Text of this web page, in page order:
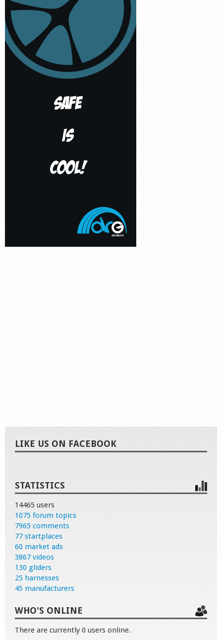
LIKE US ON FACEBOOK
STATISTICS
14465 users
1075 forum topics
7965 comments
77 startplaces
60 market ads
3867 videos
130 gliders
25 harnesses
45 manufacturers
WHO'S ONLINE
There are currently 0 users online.